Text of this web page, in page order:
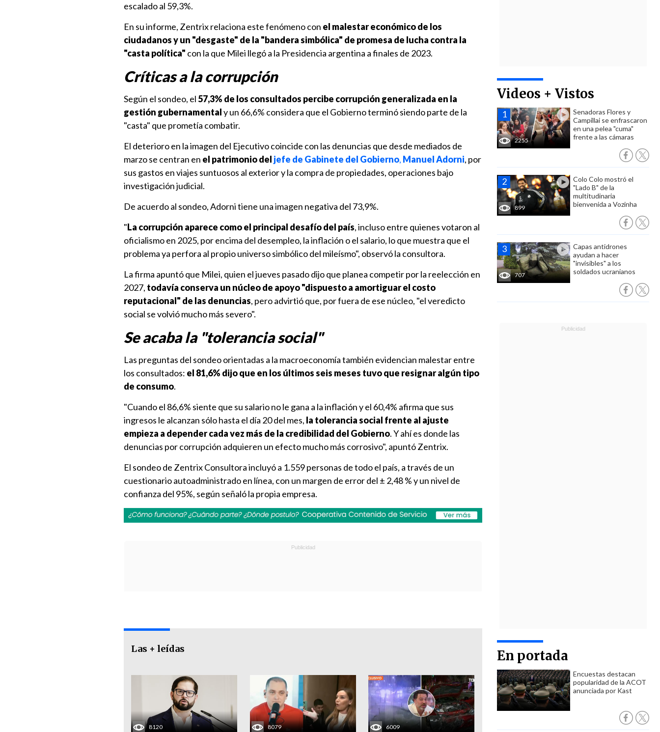
Videos + Vistos
2255
Senadoras Flores y
Campillai se enfrascaron
en una pelea "cuma"
frente a las cámaras
899
Colo Colo mostró el
"Lado B" de la
multitudinaria
bienvenida a Vozinha
707
Capas antidrones
ayudan a hacer
"invisibles" a los
soldados ucranianos
En portada
Encuestas destacan
popularidad de la ACOT
anunciada por Kast
escalado al 59,3%.
En su informe, Zentrix relaciona este fenómeno con el malestar económico de los
ciudadanos y un "desgaste" de la "bandera simbólica" de promesa de lucha contra la
"casta política" con la que Milei llegó a la Presidencia argentina a finales de 2023.
Críticas a la corrupción
Según el sondeo, el 57,3% de los consultados percibe corrupción generalizada en la
gestión gubernamentaly un 66,6% considera que el Gobierno terminó siendo parte de la
"casta" que prometía combatir.
El deterioro en la imagen del Ejecutivo coincide con las denuncias que desde mediados de
marzo se centran en el patrimonio del jefe de Gabinete del Gobierno, Manuel Adorni, por
sus gastos en viajes suntuosos al exterior y la compra de propiedades, operaciones bajo
investigación judicial.
De acuerdo al sondeo, Adorni tiene una imagen negativa del 73,9%.
"La corrupción aparece como el principal desafío del país, incluso entre quienes votaron al
oficialismo en 2025, por encima del desempleo, la inflación o el salario, lo que muestra que el
problema ya perfora al propio universo simbólico del mileísmo", observó la consultora.
La firma apuntó que Milei, quien el jueves pasado dijo que planea competir por la reelección en
2027, todavía conserva un núcleo de apoyo "dispuesto a amortiguar el costo
reputacional" de las denuncias, pero advirtió que, por fuera de ese núcleo, "el veredicto
social se volvió mucho más severo".
Se acaba la "tolerancia social"
Las preguntas del sondeo orientadas a la macroeconomía también evidencian malestar entre
los consultados: el 81,6% dijo que en los últimos seis meses tuvo que resignar algún tipo
de consumo.
"Cuando el 86,6% siente que su salario no le gana a la inflación y el 60,4% afirma que sus
ingresos le alcanzan sólo hasta el día 20 del mes, la tolerancia social frente al ajuste
empieza a depender cada vez más de la credibilidad del Gobierno. Y ahí es donde las
denuncias por corrupción adquieren un efecto mucho más corrosivo", apuntó Zentrix.
El sondeo de Zentrix Consultora incluyó a 1.559 personas de todo el país, a través de un
cuestionario autoadministrado en línea, con un margen de error del ± 2,48 % y un nivel de
confianza del 95%, según señaló la propia empresa.
Las + leídas
8120 8079 6009